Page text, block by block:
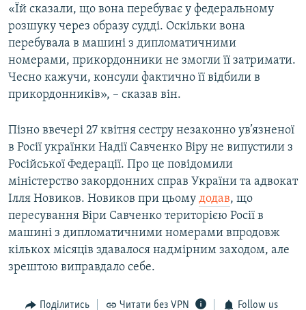
«Їй сказали, що вона перебуває у федеральному
розшуку через образу судді. Оскільки вона
перебувала в машині з дипломатичними
номерами, прикордонники не змогли її затримати.
Чесно кажучи, консули фактично її відбили в
прикордонників», – сказав він.
Пізно ввечері 27 квітня сестру незаконно ув’язненої
в Росії українки Надії Савченко Віру не випустили з
Російської Федерації. Про це повідомили
міністерство закордонних справ України та адвокат
Ілля Новиков. Новиков при цьому додав, що
пересування Віри Савченко територією Росії в
машині з дипломатичними номерами впродовж
кількох місяців здавалося надмірним заходом, але
зрештою виправдало себе.
Поділитись Читати без VPN Follow us